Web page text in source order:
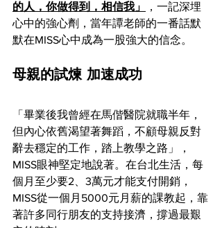
的人，你做得到，相信我」
，一記深埋
心中的強心劑，當年譚老師的一番話默
默在MISS心中成為一股強大的信念。
母親的試煉 加速成功
「畢業後我曾經在馬偕醫院就職半年，
但內心依舊渴望著舞蹈，不顧母親反對
辭去穩定的工作，踏上教學之路」，
MISS眼神堅定地說著。在台北生活，每
個月至少要2、3萬元才能支付開銷，
MISS從一個月5000元月薪的課教起，靠
著許多同行朋友的支持接濟，撐過最艱